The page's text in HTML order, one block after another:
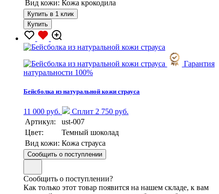
Вид кожи: Кожа крокодила
Купить в 1 клик
Купить
Гарантия
натуральности 100%
Бейсболка из натуральной кожи страуса
11 000 руб.
Сплит 2 750 руб.
Артикул:
ust-007
Цвет:
Темный шоколад
Вид кожи: Кожа страуса
Сообщить о поступлении
Сообщить о поступлении?
Как только этот товар появится на нашем складе, к вам